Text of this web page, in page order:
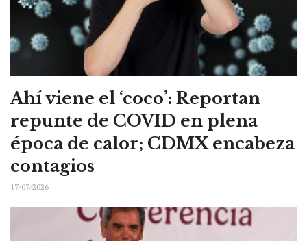
Ahí viene el ‘coco’: Reportan
repunte de COVID en plena
época de calor; CDMX encabeza
contagios
17/07/2026